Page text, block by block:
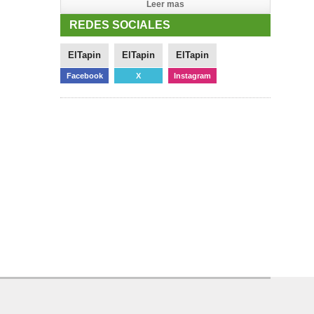
Leer mas
REDES SOCIALES
ElTapin
Facebook
ElTapin
X
ElTapin
Instagram